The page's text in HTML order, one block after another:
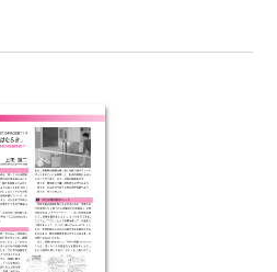
合わせる。